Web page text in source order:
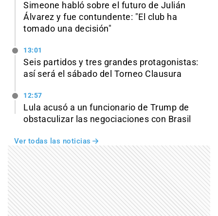
Simeone habló sobre el futuro de Julián
Álvarez y fue contundente: "El club ha
tomado una decisión"
13:01
Seis partidos y tres grandes protagonistas:
así será el sábado del Torneo Clausura
12:57
Lula acusó a un funcionario de Trump de
obstaculizar las negociaciones con Brasil
Ver todas las noticias